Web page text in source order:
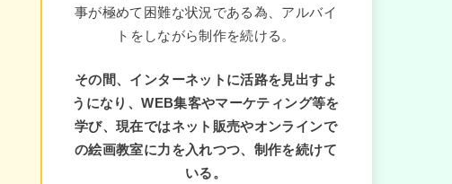
事が極めて困難な状況である為、アルバイ
トをしながら制作を続ける。
その間、インターネットに活路を見出すよ
うになり、WEB集客やマーケティング等を
学び、現在ではネット販売やオンラインで
の絵画教室に力を入れつつ、制作を続けて
いる。